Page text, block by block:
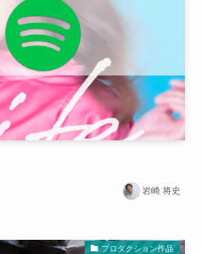
岩崎 将史
プロダクション作品